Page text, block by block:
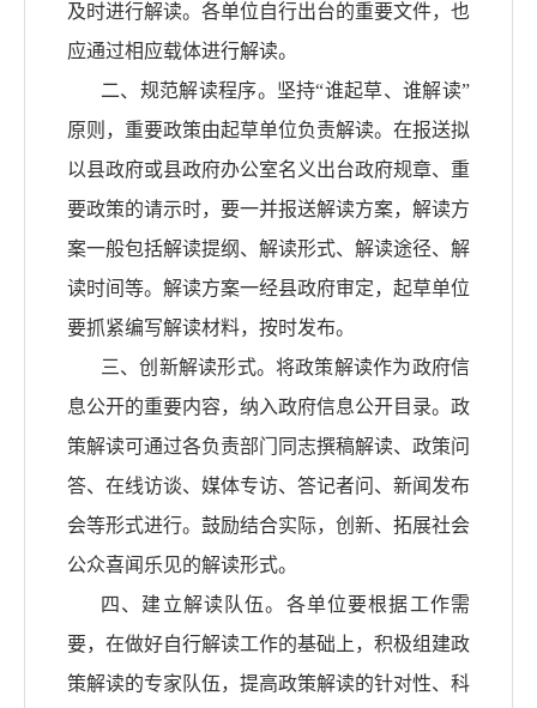
及时进行解读。各单位自行出台的重要文件，也
应通过相应载体进行解读。
二、规范解读程序。坚持“谁起草、谁解读”
原则，重要政策由起草单位负责解读。在报送拟
以县政府或县政府办公室名义出台政府规章、重
要政策的请示时，要一并报送解读方案，解读方
案一般包括解读提纲、解读形式、解读途径、解
读时间等。解读方案一经县政府审定，起草单位
要抓紧编写解读材料，按时发布。
三、创新解读形式。将政策解读作为政府信
息公开的重要内容，纳入政府信息公开目录。政
策解读可通过各负责部门同志撰稿解读、政策问
答、在线访谈、媒体专访、答记者问、新闻发布
会等形式进行。鼓励结合实际，创新、拓展社会
公众喜闻乐见的解读形式。
四、建立解读队伍。各单位要根据工作需
要，在做好自行解读工作的基础上，积极组建政
策解读的专家队伍，提高政策解读的针对性、科